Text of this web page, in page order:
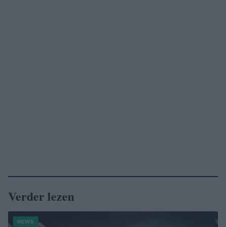
Verder lezen
NEWS